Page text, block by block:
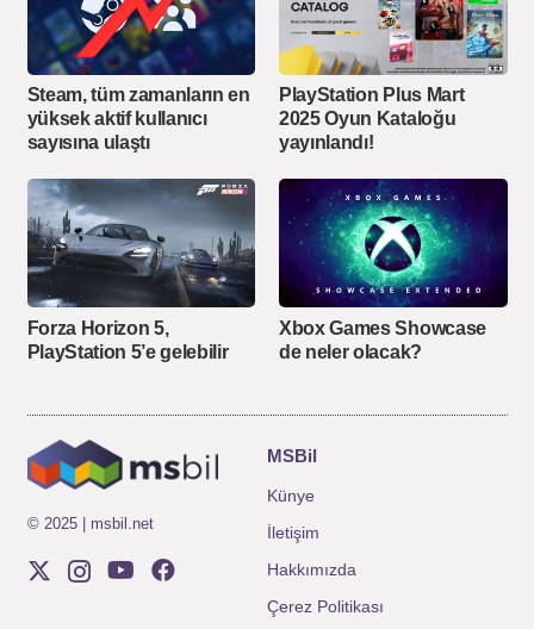
Steam, tüm zamanların en
yüksek aktif kullanıcı
sayısına ulaştı
PlayStation Plus Mart
2025 Oyun Kataloğu
yayınlandı!
Forza Horizon 5,
PlayStation 5’e gelebilir
Xbox Games Showcase
de neler olacak?
© 2025 | msbil.net
MSBil
Künye
İletişim
Hakkımızda
Çerez Politikası